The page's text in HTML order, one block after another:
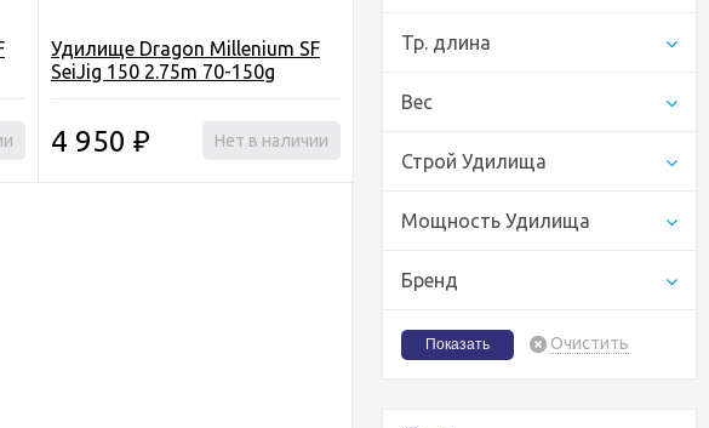
Тр. длина
Вес
Строй Удилища
Мощность Удилища
Бренд
Очистить
Удилище Dragon Millenium SF
SeiJig 150 2.75m 70-150g
4 950 ₽ Нет в наличии